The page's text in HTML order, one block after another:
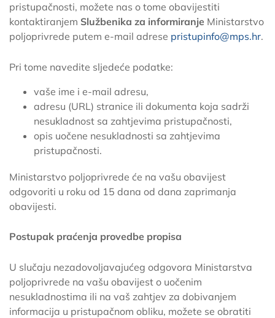
pristupačnosti, možete nas o tome obavijestiti
kontaktiranjem Službenika za informiranje Ministarstvo
poljoprivrede putem e-mail adrese pristupinfo@mps.hr.
Pri tome navedite sljedeće podatke:
vaše ime i e-mail adresu,
adresu (URL) stranice ili dokumenta koja sadrži
nesukladnost sa zahtjevima pristupačnosti,
opis uočene nesukladnosti sa zahtjevima
pristupačnosti.
Ministarstvo poljoprivrede će na vašu obavijest
odgovoriti u roku od 15 dana od dana zaprimanja
obavijesti.
Postupak praćenja provedbe propisa
U slučaju nezadovoljavajućeg odgovora Ministarstva
poljoprivrede na vašu obavijest o uočenim
nesukladnostima ili na vaš zahtjev za dobivanjem
informacija u pristupačnom obliku, možete se obratiti